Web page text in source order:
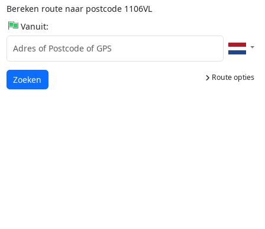
Bereken route naar postcode 1106VL
Vanuit:
Route opties
Laden...
Zoeken